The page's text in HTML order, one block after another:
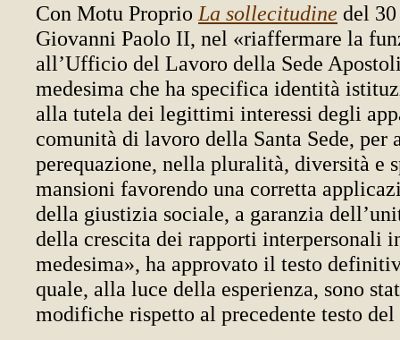
Con Motu Proprio La sollecitudine del
Giovanni Paolo II, nel «riaffermare la
all’Ufficio del Lavoro della Sede
medesima che ha specifica identità
alla tutela dei legittimi interessi degli
comunità di lavoro della Santa Sede, per
perequazione, nella pluralità, diversità e
mansioni favorendo una corretta
della giustizia sociale, a garanzia
della crescita dei rapporti interpersonali
medesima», ha approvato il testo
quale, alla luce della esperienza, sono
modifiche rispetto al precedente testo del